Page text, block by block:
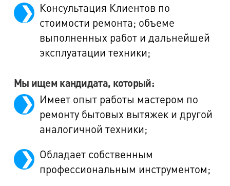
Консультация Клиентов по
стоимости ремонта; объеме
выполненных работ и дальнейшей
эксплуатации техники;
Мы ищем кандидата, который:
Имеет опыт работы мастером по
ремонту бытовых вытяжек и другой
аналогичной техники;
Обладает собственным
профессиональным инструментом;